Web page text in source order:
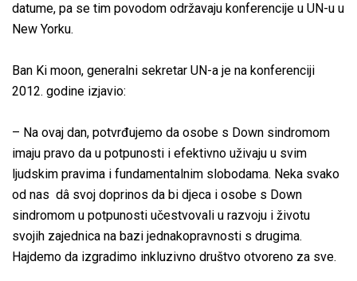
datume, pa se tim povodom održavaju konferencije u UN-u u
New Yorku.
Ban Ki moon, generalni sekretar UN-a je na konferenciji
2012. godine izjavio:
– Na ovaj dan, potvrđujemo da osobe s Down sindromom
imaju pravo da u potpunosti i efektivno uživaju u svim
ljudskim pravima i fundamentalnim slobodama. Neka svako
od nas dâ svoj doprinos da bi djeca i osobe s Down
sindromom u potpunosti učestvovali u razvoju i životu
svojih zajednica na bazi jednakopravnosti s drugima.
Hajdemo da izgradimo inkluzivno društvo otvoreno za sve.